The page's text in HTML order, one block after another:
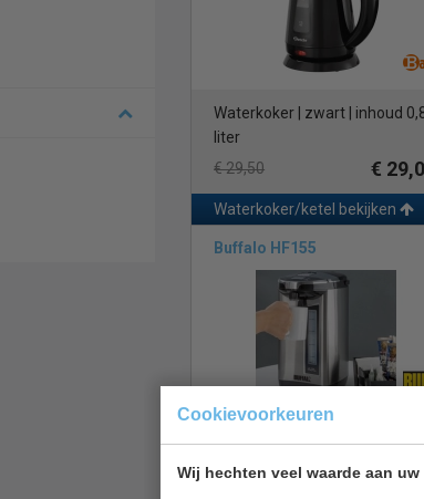
Cookievoorkeuren
Wij hechten veel waarde aan
Bovendien, onze Buffalo,
bekend om hun robuustheid en
Snelle verwarmingstijd,
Thermostaatregeling voor
Energiezuinig ontwerp
Roestvrijstalen
investeer in een heetwaterketel
Waterkoker | zwart | inhoud
liter
€ 29,50
€
Waterkoker/ketel bekijken
Buffalo HF155
4,7 liter